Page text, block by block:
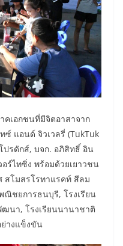
คเอกชนที่มีจิตอาสาจาก
ซ์ แอนด์ จิวเวลรี่ (TukTuk
ปรดักส์, บจก. อภิสิทธิ์ อิน
ร์ไทซิ่ง พร้อมด้วยเยาวชน
สโมสรโรทาแรคท์ สีลม
ณิชยการธนบุรี, โรงเรียน
นา, โรงเรียนนานาชาติ
างแข็งขัน